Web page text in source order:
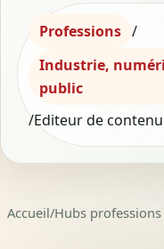
Professions /
Industrie,
public
/Editeur de
Accueil/Hubs